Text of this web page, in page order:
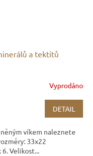
a tektitů
Vyprodáno
DETAIL
víkem naleznete
33x22
Velikost...